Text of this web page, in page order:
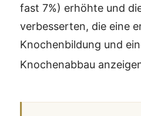
fast 7%) erhöhte und
verbesserten, die eine
Knochenbildung und
Knochenabbau